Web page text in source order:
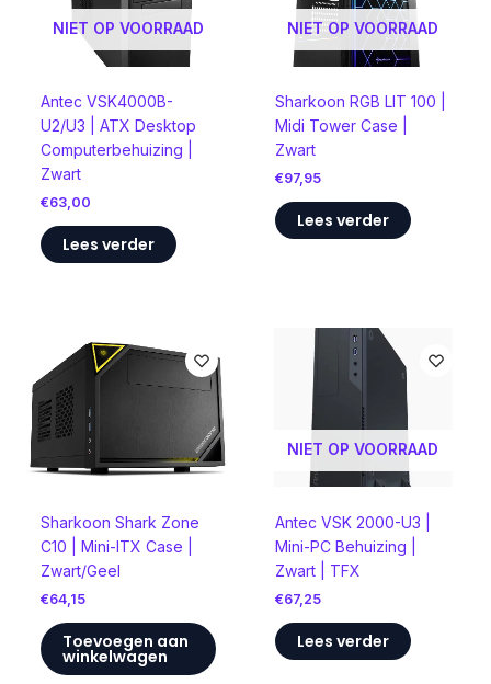
NIET OP VOORRAAD
Antec VSK4000B-
U2/U3 | ATX Desktop
Computerbehuizing |
Zwart
€63,00
Lees verder
NIET OP VOORRAAD
Sharkoon RGB LIT 100 |
Midi Tower Case |
Zwart
€97,95
Lees verder
Sharkoon Shark Zone
C10 | Mini-ITX Case |
Zwart/Geel
€64,15
Toevoegen aan
winkelwagen
NIET OP VOORRAAD
Antec VSK 2000-U3 |
Mini-PC Behuizing |
Zwart | TFX
€67,25
Lees verder